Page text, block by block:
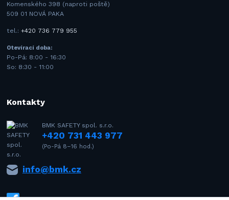
Komenského 398 (naproti poště)
509 01 NOVÁ PAKA
tel.:+420 736 779 955
Otevírací doba:
Po-Pá: 8:00 - 16:30
So: 8:30 - 11:00
Kontakty
BMK SAFETY spol. s.r.o.
+420 731 443 977
(Po-Pá 8–16 hod.)
info@bmk.cz